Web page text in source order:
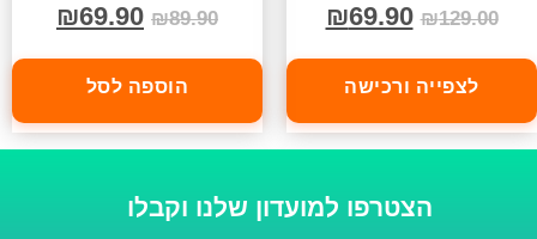
₪129.00
₪69.90
לצפייה ורכישה
₪89.90
₪69.90
הוספה לסל
הצטרפו למועדון שלנו וקבלו